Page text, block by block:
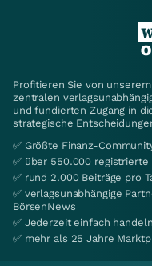
Profitieren Sie von
zentralen
und fundierten Zugang in
strategische
✅ Größte Finanz-
✅ über 550.000 registrierte
✅ rund 2.000 Beiträge pro
✅ verlagsunabhängige
BörsenNews
✅ Jederzeit einfach
✅ mehr als 25 Jahre